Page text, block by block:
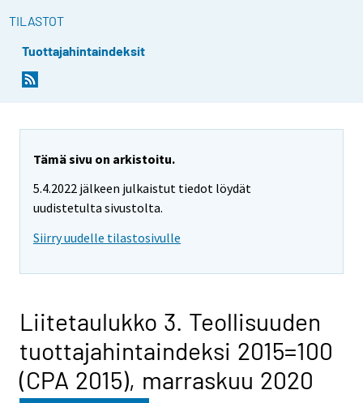
TILASTOT
Tuottajahintaindeksit
Tämä sivu on arkistoitu.
5.4.2022 jälkeen julkaistut tiedot löydät
uudistetulta sivustolta.
Siirry uudelle tilastosivulle
Liitetaulukko 3. Teollisuuden
tuottajahintaindeksi 2015=100
(CPA 2015), marraskuu 2020